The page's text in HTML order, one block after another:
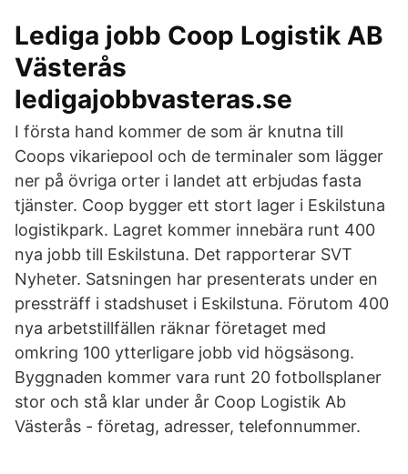
Lediga jobb Coop Logistik AB
Västerås
ledigajobbvasteras.se
I första hand kommer de som är knutna till
Coops vikariepool och de terminaler som lägger
ner på övriga orter i landet att erbjudas fasta
tjänster. Coop bygger ett stort lager i Eskilstuna
logistikpark. Lagret kommer innebära runt 400
nya jobb till Eskilstuna. Det rapporterar SVT
Nyheter. Satsningen har presenterats under en
pressträff i stadshuset i Eskilstuna. Förutom 400
nya arbetstillfällen räknar företaget med
omkring 100 ytterligare jobb vid högsäsong.
Byggnaden kommer vara runt 20 fotbollsplaner
stor och stå klar under år Coop Logistik Ab
Västerås - företag, adresser, telefonnummer.